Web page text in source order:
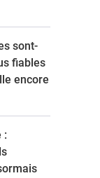
sont-
fiables
encore
: